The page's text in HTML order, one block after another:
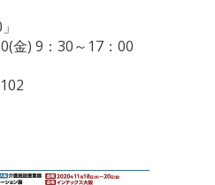
金) 9：30～17：00